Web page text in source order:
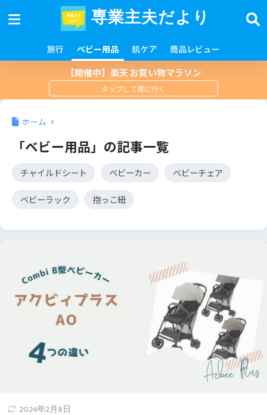
専業主夫だより
旅行 ベビー用品 肌ケア 商品レビュー
【開催中】楽天 お買い物マラソン
ホーム
「ベビー用品」の記事一覧
チャイルドシート ベビーカー ベビーチェア
ベビーラック 抱っこ紐
2024年2月8日